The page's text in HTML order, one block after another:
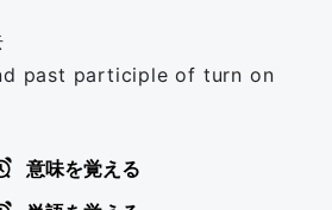
past participle of turn on
意味を覚える